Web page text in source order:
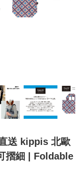
送 kippis 北歐
摺細 | Foldable